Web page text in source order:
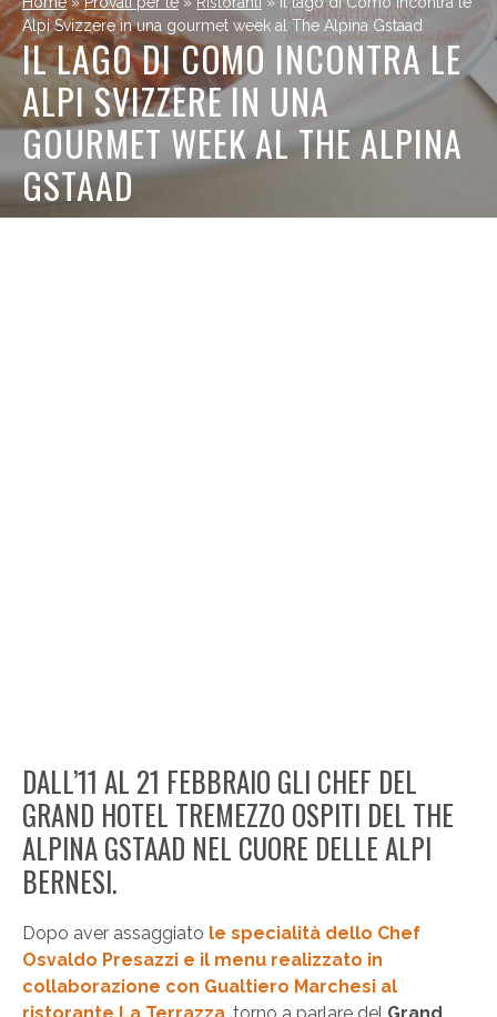
Alpi Svizzere in una gourmet week al The Alpina Gstaad
IL LAGO DI COMO INCONTRA LE
ALPI SVIZZERE IN UNA
GOURMET WEEK AL THE ALPINA
GSTAAD
DALL’11 AL 21 FEBBRAIO GLI CHEF DEL
GRAND HOTEL TREMEZZO OSPITI DEL THE
ALPINA GSTAAD NEL CUORE DELLE ALPI
BERNESI.
Dopo aver assaggiato le specialità dello Chef
Osvaldo Presazzi e il menu realizzato in
collaborazione con Gualtiero Marchesi al